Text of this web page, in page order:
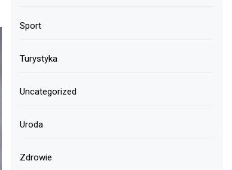
Sport
Turystyka
Uncategorized
Uroda
Zdrowie